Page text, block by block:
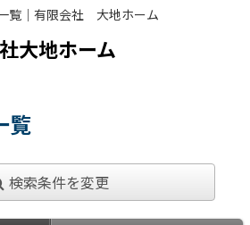
覧｜有限会社 大地ホーム
大地ホーム
覧
検索条件を変更